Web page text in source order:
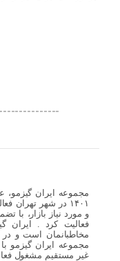
مجموعه ایران گیزمو،
۱۴۰۱ در شهر
و مورد نیاز بازار، با
فعالیت کرد . ایران
مخاطبانمان است و
غیر مستقیم مشغول